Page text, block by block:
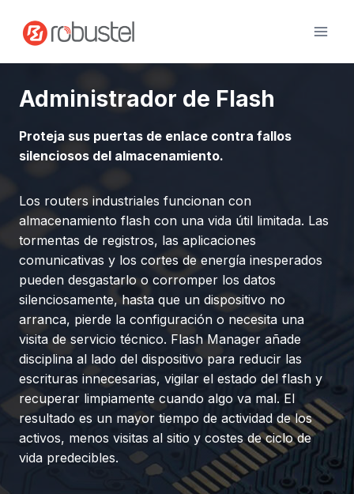
contenido
Administrador de Flash
Proteja sus puertas de enlace contra fallos
silenciosos del almacenamiento.
Los routers industriales funcionan con
almacenamiento flash con una vida útil limitada. Las
tormentas de registros, las aplicaciones
comunicativas y los cortes de energía inesperados
pueden desgastarlo o corromper los datos
silenciosamente, hasta que un dispositivo no
arranca, pierde la configuración o necesita una
visita de servicio técnico. Flash Manager añade
disciplina al lado del dispositivo para reducir las
escrituras innecesarias, vigilar el estado del flash y
recuperar limpiamente cuando algo va mal. El
resultado es un mayor tiempo de actividad de los
activos, menos visitas al sitio y costes de ciclo de
vida predecibles.